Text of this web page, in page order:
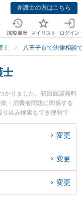
弁護士の方はこちら
閲覧履歴 マイリスト ログイン
士 八王子市で法律相談
士
かりました。初回面談無料
・消費者問題に関係する
り込み検索もでき便利で
ィール情報や弁護士費用、
間に発生した副業詐欺の
の相談者さんにおすすめ
変更
変更
変更